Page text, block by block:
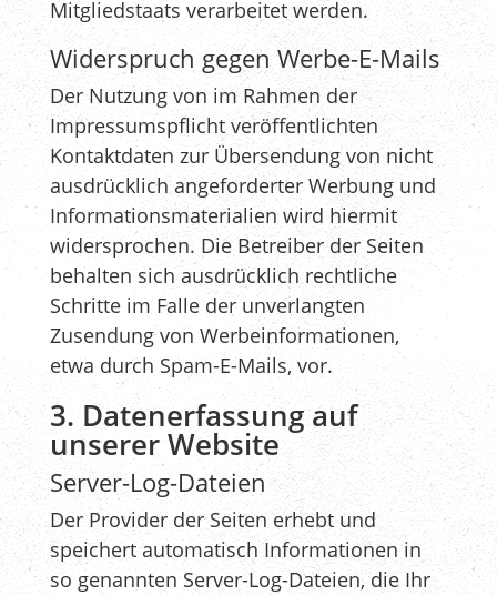
Mitgliedstaats verarbeitet werden.
Widerspruch gegen Werbe-E-Mails
Der Nutzung von im Rahmen der
Impressumspflicht veröffentlichten
Kontaktdaten zur Übersendung von nicht
ausdrücklich angeforderter Werbung und
Informationsmaterialien wird hiermit
widersprochen. Die Betreiber der Seiten
behalten sich ausdrücklich rechtliche
Schritte im Falle der unverlangten
Zusendung von Werbeinformationen,
etwa durch Spam-E-Mails, vor.
3. Datenerfassung auf
unserer Website
Server-Log-Dateien
Der Provider der Seiten erhebt und
speichert automatisch Informationen in
so genannten Server-Log-Dateien, die Ihr